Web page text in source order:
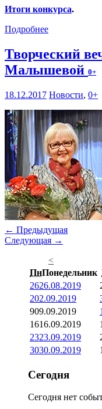
Итоги конкурса.
Подробнее
Творческий
Малышевой 0+
18.12.2017 Новости, 0+
← Предыдущая
Следующая →
<
ПнПонедельник
2626.08.2019
202.09.2019
909.09.2019
1616.09.2019
2323.09.2019
3030.09.2019 1
Сегодня
Сегодня нет